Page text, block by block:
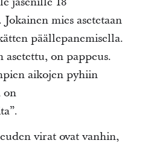
mies asetetaan
päällepanemisella.
on pappeus.
aikojen pyhiin
on
virat ovat vanhin,